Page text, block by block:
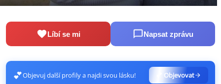
Líbí se mi Napsat zprávu
💕Objevuj další profily a najdi svou lásku! 💕 Objevovat